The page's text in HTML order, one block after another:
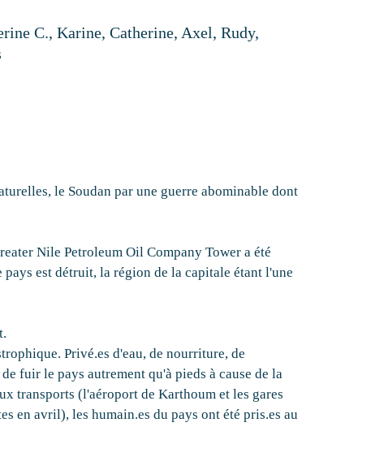
C., Karine, Catherine, Axel, Rudy,
le Soudan par une guerre abominable dont
Nile Petroleum Oil Company Tower a été
est détruit, la région de la capitale étant l'une
Privé.es d'eau, de nourriture, de
fuir le pays autrement qu'à pieds à cause de la
transports (l'aéroport de Karthoum et les gares
en avril), les humain.es du pays ont été pris.es au